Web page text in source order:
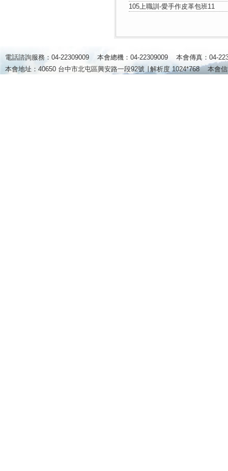
105上職訓-愛手作皮革包班11
電話諮詢服務：04-22309009 本會總機：04-22309009 本會傳真：04-
本會地址：40650 台中市北屯區興安路一段92號 ∣解析度 1024*768本會信